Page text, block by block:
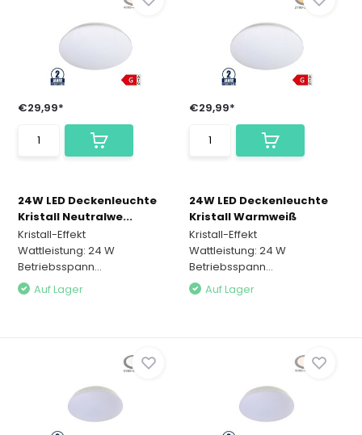
€29,99*
24W LED Deckenleuchte
Kristall Neutralwe...
Kristall-Effekt
Wattleistung: 24 W
Betriebsspann...
Auf Lager
€29,99*
24W LED Deckenleuchte
Kristall Warmweiß
Kristall-Effekt
Wattleistung: 24 W
Betriebsspann...
Auf Lager